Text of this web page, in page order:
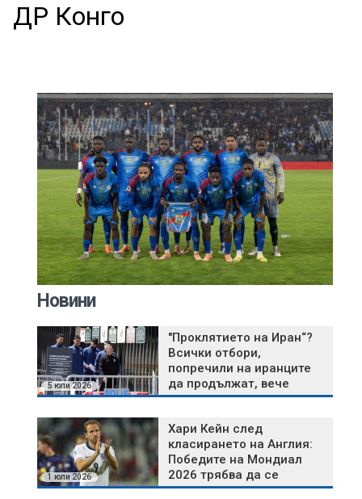
ДР Конго
Новини
5 юли 2026
"Проклятието на Иран“?
Всички отбори,
попречили на иранците
да продължат, вече
отпаднаха
1 юли 2026
Хари Кейн след
класирането на Англия:
Победите на Мондиал
2026 трябва да се
извоюват